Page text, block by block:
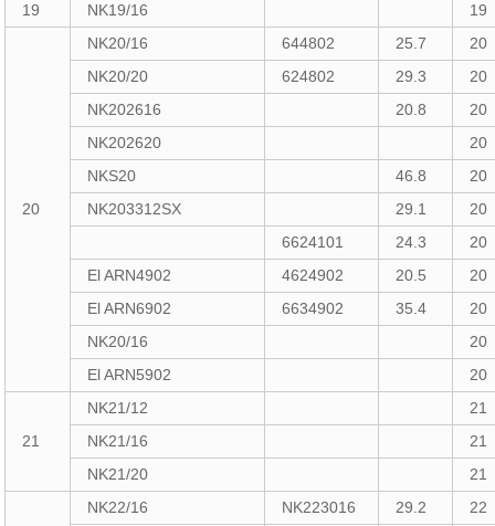
19
NK19/16 19
20
NK20/16 644802 25.7
20
NK20/20
624802 29.3
20
NK202616
20.8
20
NK202620
20
NKS20
46.8
20
NK203312SX
29.1
20
6624101
24.3
20
El ARN4902
4624902 20.5
20
El ARN6902
6634902 35.4
20
NK20/16
20
El ARN5902
20
21
NK21/12
21
NK21/16
21
NK21/20
21
NK22/16 NK223016 29.2
22